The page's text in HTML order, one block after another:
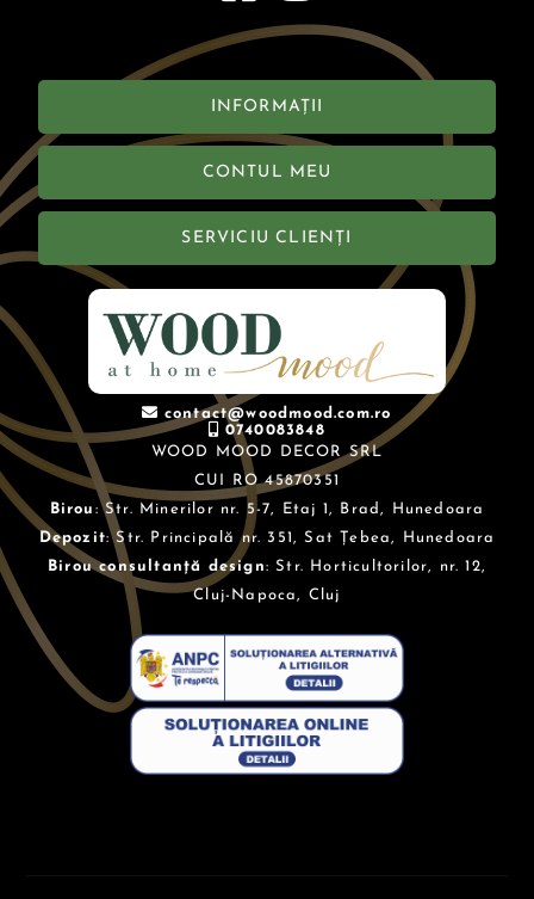
INFORMAȚII
CONTUL MEU
SERVICIU CLIENȚI
contact@woodmood.com.ro
0740083848
WOOD MOOD DECOR SRL
CUI RO 45870351
Birou : Str. Minerilor nr. 5-7, Etaj 1, Brad, Hunedoara
Depozit: Str. Principală nr. 351, Sat Țebea, Hunedoara
Birou consultanță design: Str. Horticultorilor, nr. 12,
Cluj-Napoca, Cluj